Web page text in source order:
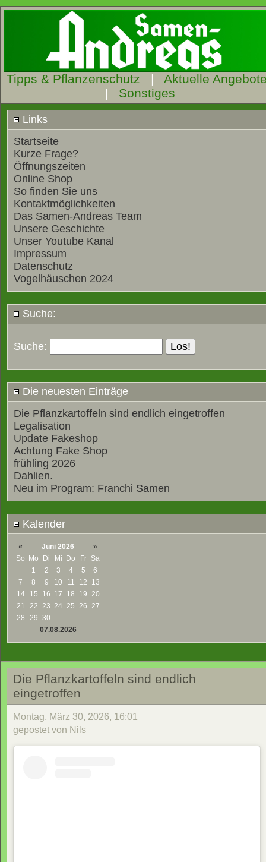
Tipps & Pflanzenschutz | Aktuelle
| Sonstiges
Links
Startseite
Kurze Frage?
Öffnungszeiten
Online Shop
So finden Sie uns
Kontaktmöglichkeiten
Das Samen-Andreas Team
Unsere Geschichte
Unser Youtube Kanal
Impressum
Datenschutz
Vogelhäuschen 2024
Suche:
Suche:
Die neuesten Einträge
Die Pflanzkartoffeln sind endlich eingetroffen
Legalisation
Update Fakeshop
Achtung Fake Shop
frühling 2026
Dahlien.
Neu im Program: Franchi Samen
Kalender
« Juni 2026
»
So Mo Di Mi Do Fr
Sa
1
2 3 4 5
6
7
8 9 10 11 12
13
14
15 16 17 18 19 20
21
22 23 24 25 26 27
28
29 30
07.08.2026
Die Pflanzkartoffeln sind endlich
eingetroffen
Montag, März 30, 2026, 16:01
gepostet von Nils